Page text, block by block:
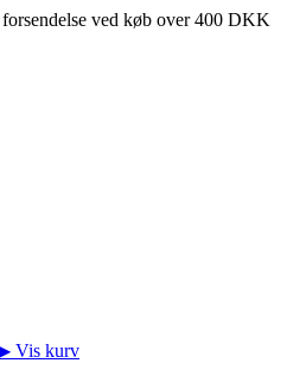
ved køb over 400 DKK
Vis kurv